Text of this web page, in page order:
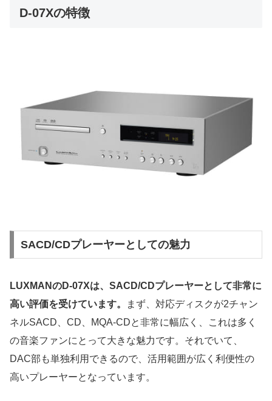
D-07Xの特徴
SACD/CDプレーヤーとしての魅力
LUXMANのD-07Xは、SACD/CDプレーヤーとして非常に
高い評価を受けています。
まず、対応ディスクが2チャン
ネルSACD、CD、MQA-CDと非常に幅広く、これは多く
の音楽ファンにとって大きな魅力です。それでいて、
DAC部も単独利用できるので、活用範囲が広く利便性の
高いプレーヤーとなっています。